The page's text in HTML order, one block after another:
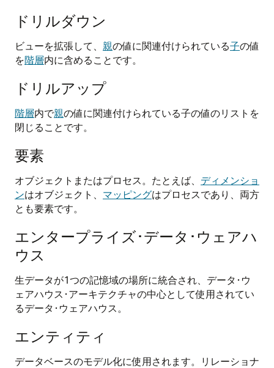
ドリルダウン
ビューを拡張して、 親の値に関連付けられている子の値
を階層内に含めることです。
ドリルアップ
階層内で親の値に関連付けられている子の値のリストを
閉じることです。
要素
オブジェクトまたはプロセス。たとえば、 ディメンショ
ンはオブジェクト、 マッピングはプロセスであり、両方
とも要素です。
エンタープライズ･データ･ウェアハ
ウス
生データが1つの記憶域の場所に統合され、データ･ウ
ェアハウス･アーキテクチャの中心として使用されてい
るデータ･ウェアハウス。
エンティティ
データベースのモデル化に使用されます。リレーショナ